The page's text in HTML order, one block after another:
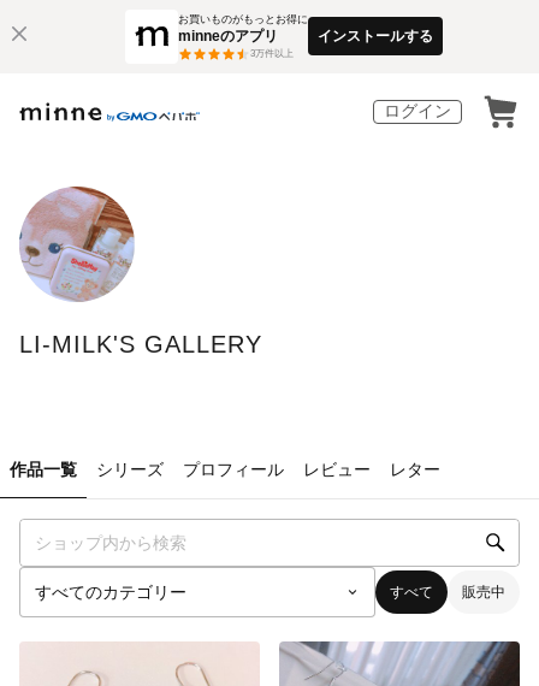
お買いものがもっとお得に
minneのアプリ
3万件以上
インストールする
ログイン
LI-MILK'S GALLERY
作品一覧 シリーズ プロフィール レビュー レター
すべて 販売中